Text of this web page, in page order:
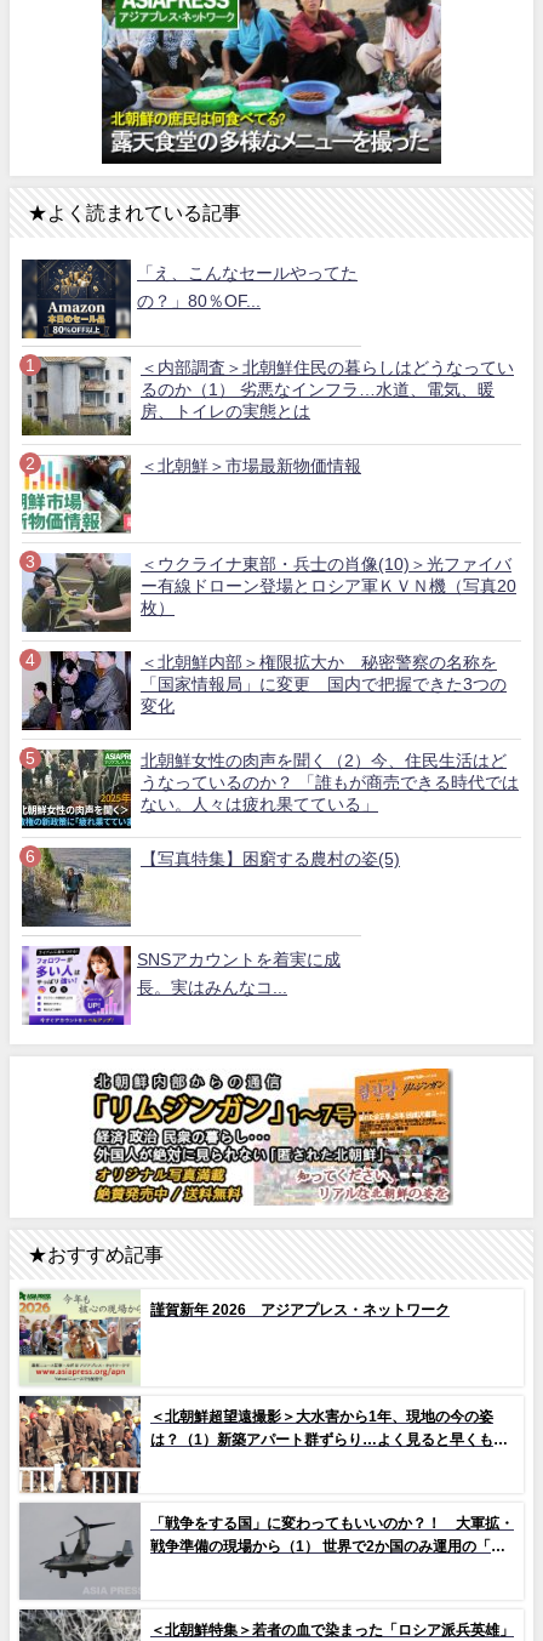
★よく読まれている記事
「え、こんなセールやってた
の？」80％OF...
＜内部調査＞北朝鮮住民の暮らしはどうなってい
るのか（1） 劣悪なインフラ…水道、電気、暖
房、トイレの実態とは
＜北朝鮮＞市場最新物価情報
＜ウクライナ東部・兵士の肖像(10)＞光ファイバ
ー有線ドローン登場とロシア軍ＫＶＮ機（写真20
枚）
＜北朝鮮内部＞権限拡大か 秘密警察の名称を
「国家情報局」に変更 国内で把握できた3つの
変化
北朝鮮女性の肉声を聞く（2）今、住民生活はど
うなっているのか？ 「誰もが商売できる時代では
ない。人々は疲れ果てている」
【写真特集】困窮する農村の姿(5)
SNSアカウントを着実に成
長。実はみんなコ...
★おすすめ記事
謹賀新年 2026 アジアプレス・ネットワーク
＜北朝鮮超望遠撮影＞大水害から1年、現地の今の姿
は？（1）新築アパート群ずらり…よく見ると早くもタ
「戦争をする国」に変わってもいいのか？！ 大軍拡・
戦争準備の現場から（1） 世界で2か国のみ運用の「欠
＜北朝鮮特集＞若者の血で染まった「ロシア派兵英雄」